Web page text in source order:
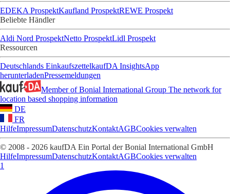
EDEKA ProspektKaufland ProspektREWE Prospekt
Beliebte Händler
Aldi Nord ProspektNetto ProspektLidl Prospekt
Ressourcen
Deutschlands EinkaufszettelkaufDA InsightsApp
herunterladenPressemeldungen
Member of Bonial International Group The network for
location based shopping information
DE
FR
HilfeImpressumDatenschutzKontaktAGBCookies verwalten
© 2008 - 2026 kaufDA Ein Portal der Bonial International GmbH
HilfeImpressumDatenschutzKontaktAGBCookies verwalten
1